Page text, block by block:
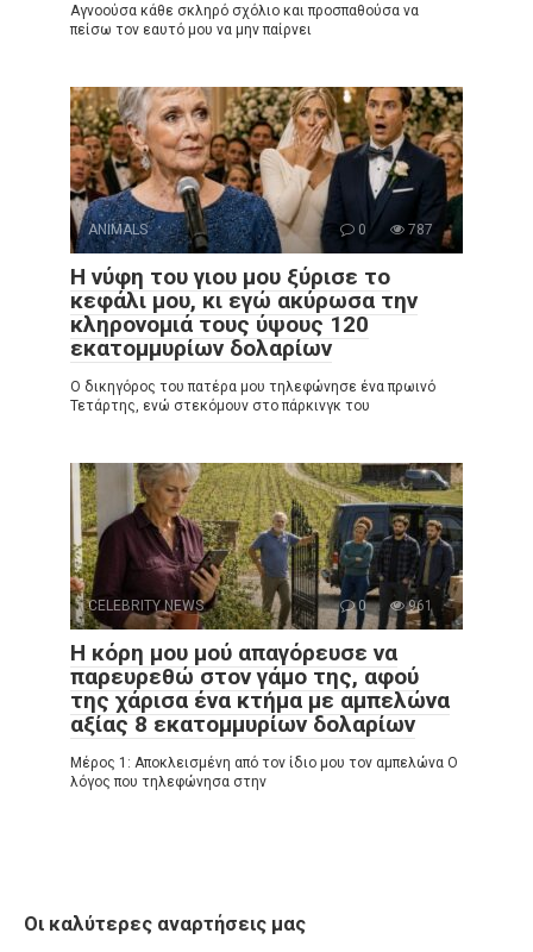
Αγνοούσα κάθε σκληρό σχόλιο και προσπαθούσα να
πείσω τον εαυτό μου να μην παίρνει
ANIMALS 0 787
Η νύφη του γιου μου ξύρισε το
κεφάλι μου, κι εγώ ακύρωσα την
κληρονομιά τους ύψους 120
εκατομμυρίων δολαρίων
Ο δικηγόρος του πατέρα μου τηλεφώνησε ένα πρωινό
Τετάρτης, ενώ στεκόμουν στο πάρκινγκ του
CELEBRITY NEWS 0 961
Η κόρη μου μού απαγόρευσε να
παρευρεθώ στον γάμο της, αφού
της χάρισα ένα κτήμα με αμπελώνα
αξίας 8 εκατομμυρίων δολαρίων
Μέρος 1: Αποκλεισμένη από τον ίδιο μου τον αμπελώνα Ο
λόγος που τηλεφώνησα στην
Οι καλύτερες αναρτήσεις μας